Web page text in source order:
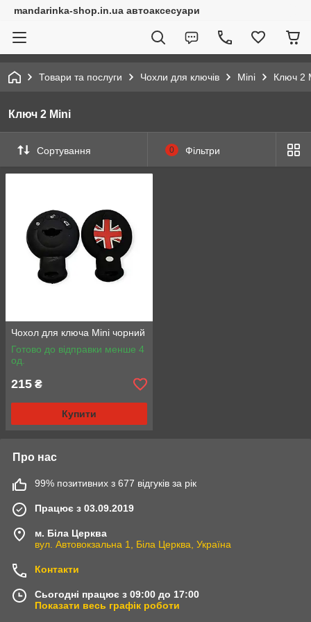
mandarinka-shop.in.ua автоаксесуари
Товари та послуги Чохли для ключів Mini Ключ 2
Ключ 2 Mini
Сортування 0 Фільтри
Чохол для ключа Mini чорний
Готово до відправки менше 4
од.
215 ₴
Купити
Про нас
99% позитивних з 677 відгуків за рік
Працює з 03.09.2019
м. Біла Церква
вул. Автовокзальна 1, Біла Церква, Україна
Контакти
Сьогодні працює з 09:00 до 17:00
Показати весь графік роботи